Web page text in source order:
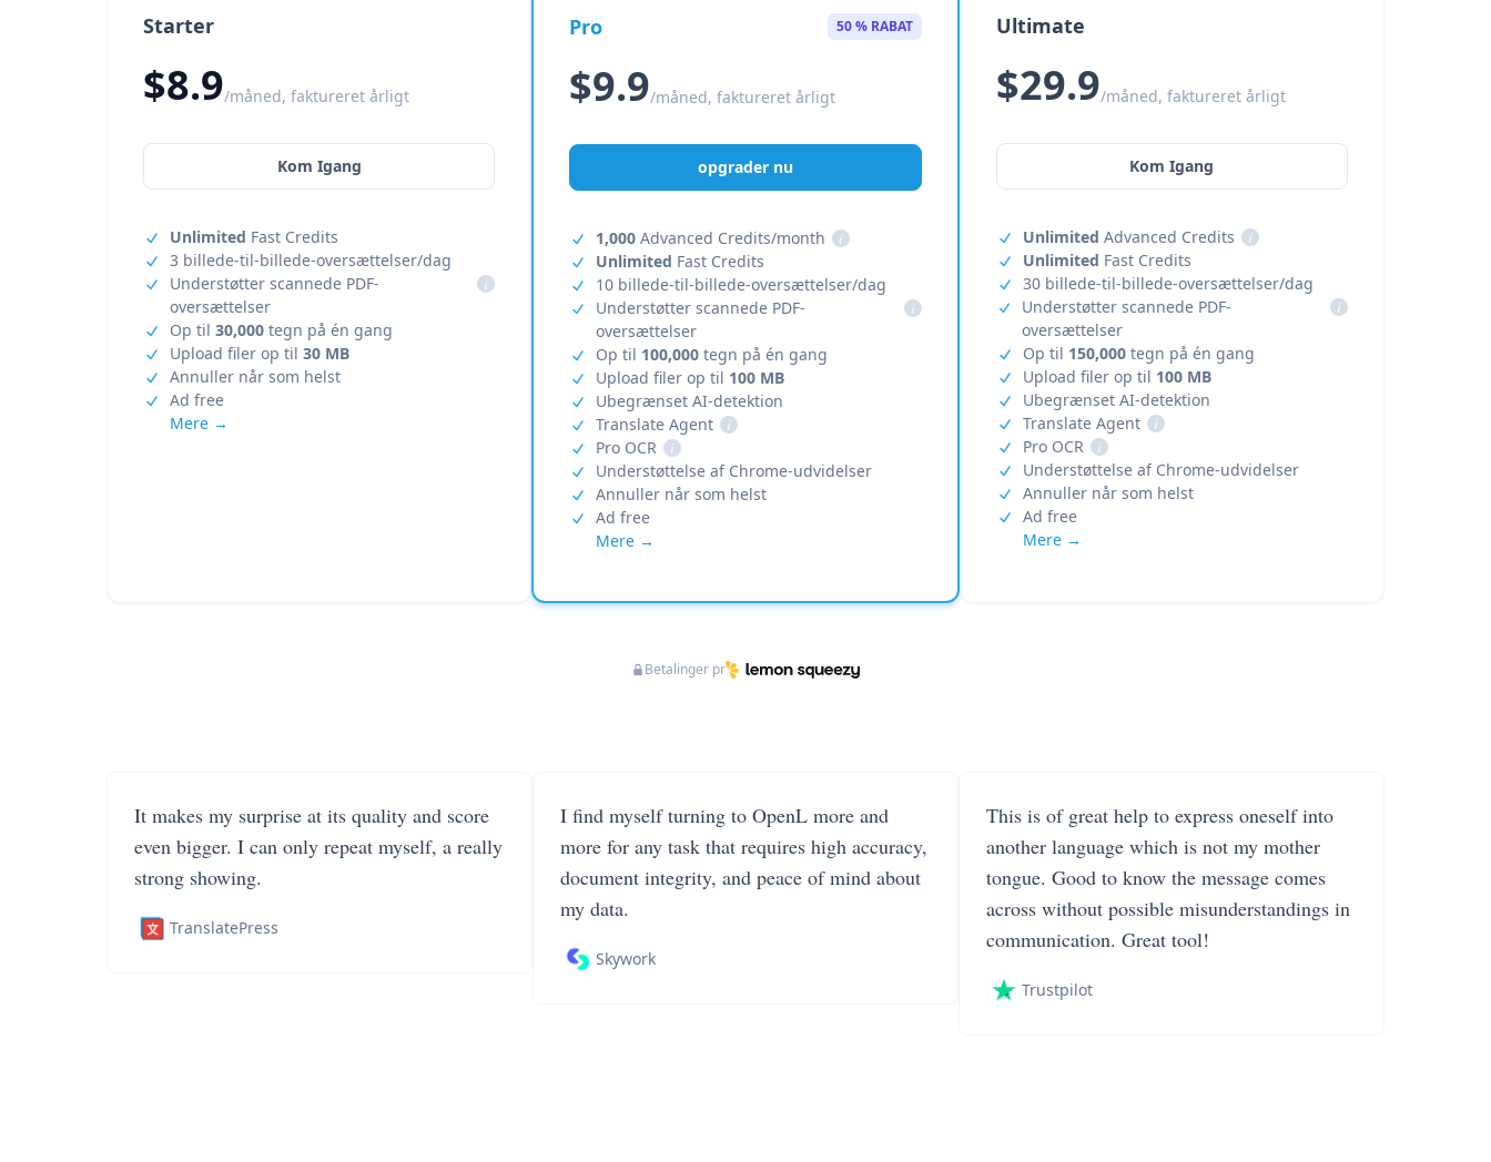
Starter
$8.9/måned, faktureret årligt
Kom Igang
Unlimited Fast Credits
3 billede-til-billede-oversættelser/dag
Understøtter scannede PDF-
oversættelser
i
Op til 30,000 tegn på én gang
Upload filer op til 30 MB
Annuller når som helst
Ad free
Mere →
Pro 50 % RABAT
$9.9/måned, faktureret årligt
opgrader nu
1,000 Advanced Credits/month
i
Unlimited Fast Credits
10 billede-til-billede-oversættelser/dag
Understøtter scannede PDF-
oversættelser
i
Op til 100,000 tegn på én gang
Upload filer op til 100 MB
Ubegrænset AI-detektion
Translate Agent
i
Pro OCR
i
Understøttelse af Chrome-udvidelser
Annuller når som helst
Ad free
Mere →
Ultimate
$29.9/måned, faktureret årligt
Kom Igang
Unlimited Advanced Credits
i
Unlimited Fast Credits
30 billede-til-billede-oversættelser/dag
Understøtter scannede PDF-
oversættelser
i
Op til 150,000tegn på én gang
Upload filer op til 100 MB
Ubegrænset AI-detektion
Translate Agent
i
Pro OCR
i
Understøttelse af Chrome-udvidelser
Annuller når som helst
Ad free
Mere →
Betalinger pr
It makes my surprise at its quality and score
even bigger. I can only repeat myself, a really
strong showing.
TranslatePress
I find myself turning to OpenL more and
more for any task that requires high accuracy,
document integrity, and peace of mind about
my data.
Skywork
This is of great help to express oneself into
another language which is not my mother
tongue. Good to know the message comes
across without possible misunderstandings in
communication. Great tool!
Trustpilot